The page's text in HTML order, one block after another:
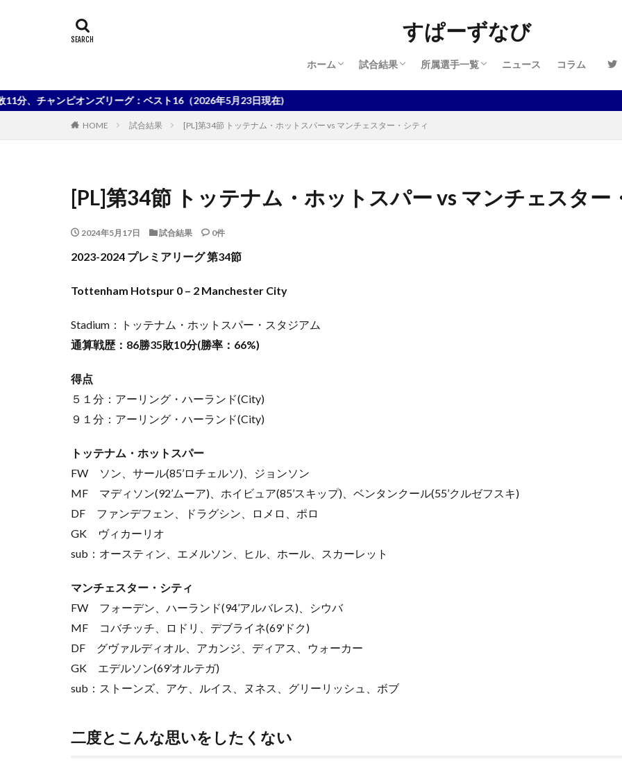
すぱーずなび
ホーム
管理人情報
プライバシーポリシー
お問い合わせ
試合結果
2024-2025
2023-2024
2022-2023
2021-2022
2020-2021
2019-2020
2018-2019
2017-2018
所属選手一覧
2024-2025
2023-2024
2022-2023
2021-2022
2020-2021
2019-2020
2018-2019
2017-2018
2016-2017
ニュース コラム
オンズリーグ：ベスト16（2026年5月23日現在)
HOME 試合結果 [PL]第34節 トッテナム・ホットスパー vs マンチェスター・シティ
[PL]第34節 トッテナム・ホットスパー vs マンチェスター
2024年5月17日 試合結果 0件
2023-2024 プレミアリーグ 第34節
Tottenham Hotspur 0 – 2 Manchester City
Stadium：トッテナム・ホットスパー・スタジアム
通算戦歴：86勝35敗10分(勝率：66%)
得点
５１分：アーリング・ハーランド(City)
９１分：アーリング・ハーランド(City)
トッテナム・ホットスパー
FW ソン、サール(85’ロチェルソ)、ジョンソン
MF マディソン(92’ムーア)、ホイビュア(85’スキップ)、ベンタンクール(55’クルゼフスキ)
DF ファンデフェン、ドラグシン、ロメロ、ポロ
GK ヴィカーリオ
sub：オースティン、エメルソン、ヒル、ホール、スカーレット
マンチェスター・シティ
FW フォーデン、ハーランド(94’アルバレス)、シウバ
MF コバチッチ、ロドリ、デブライネ(69’ドク)
DF グヴァルディオル、アカンジ、ディアス、ウォーカー
GK エデルソン(69’オルテガ)
sub：ストーンズ、アケ、ルイス、ヌネス、グリーリッシュ、ボブ
二度とこんな思いをしたくない